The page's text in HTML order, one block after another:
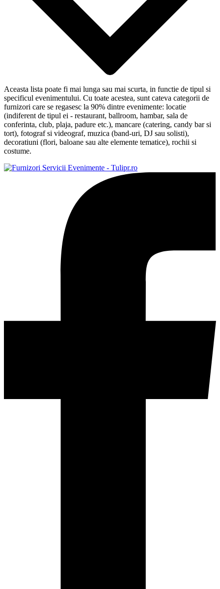
Aceasta lista poate fi mai lunga sau mai scurta, in functie de tipul si
specificul evenimentului. Cu toate acestea, sunt cateva categorii de
furnizori care se regasesc la 90% dintre evenimente: locatie
(indiferent de tipul ei - restaurant, ballroom, hambar, sala de
conferinta, club, plaja, padure etc.), mancare (catering, candy bar si
tort), fotograf si videograf, muzica (band-uri, DJ sau solisti),
decoratiuni (flori, baloane sau alte elemente tematice), rochii si
costume.